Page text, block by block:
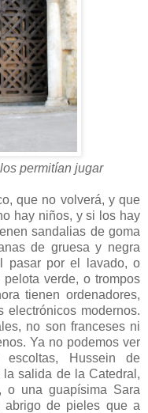
permitían jugar
que no volverá, y que
hay niños, y si los hay
sandalias de goma
de gruesa y negra
pasar por el lavado, o
verde, o trompos
tienen ordenadores,
electrónicos modernos.
no son franceses ni
Ya no podemos ver
Hussein de
salida de la Catedral,
o una guapísima Sara
abrigo de pieles que a